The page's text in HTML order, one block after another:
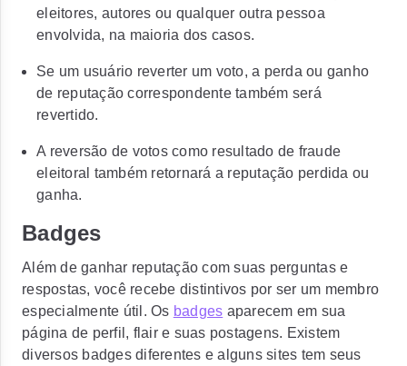
eleitores, autores ou qualquer outra pessoa
envolvida, na maioria dos casos.
Se um usuário reverter um voto, a perda ou ganho
de reputação correspondente também será
revertido.
A reversão de votos como resultado de fraude
eleitoral também retornará a reputação perdida ou
ganha.
Badges
Além de ganhar reputação com suas perguntas e
respostas, você recebe distintivos por ser um membro
especialmente útil. Os badges aparecem em sua
página de perfil, flair e suas postagens. Existem
diversos badges diferentes e alguns sites tem seus